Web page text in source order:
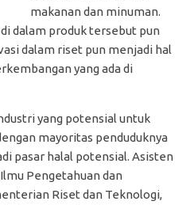
makanan dan minuman.
dalam produk tersebut pun
dalam riset pun menjadi hal
yang ada di
yang potensial untuk
mayoritas penduduknya
pasar halal potensial. Asisten
Pengetahuan dan
Riset dan Teknologi,